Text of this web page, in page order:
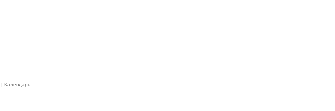
| Календарь